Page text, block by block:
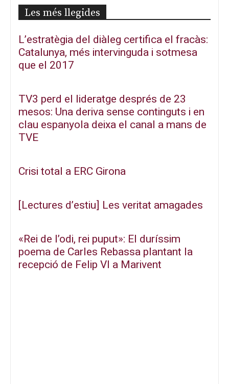
Les més llegides
L’estratègia del diàleg certifica el fracàs:
Catalunya, més intervinguda i sotmesa
que el 2017
TV3 perd el lideratge després de 23
mesos: Una deriva sense continguts i en
clau espanyola deixa el canal a mans de
TVE
Crisi total a ERC Girona
[Lectures d’estiu] Les veritat amagades
«Rei de l’odi, rei puput»: El duríssim
poema de Carles Rebassa plantant la
recepció de Felip VI a Marivent